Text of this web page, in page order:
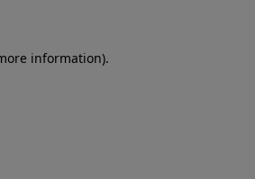
information).